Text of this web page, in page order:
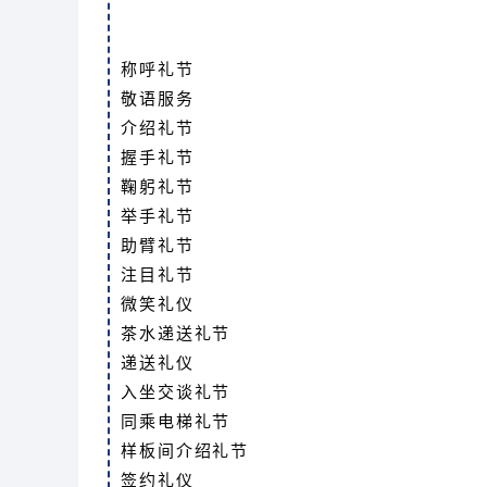
称呼礼节
敬语服务
介绍礼节
握手礼节
鞠躬礼节
举手礼节
助臂礼节
注目礼节
微笑礼仪
茶水递送礼节
递送礼仪
入坐交谈礼节
同乘电梯礼节
样板间介绍礼节
签约礼仪